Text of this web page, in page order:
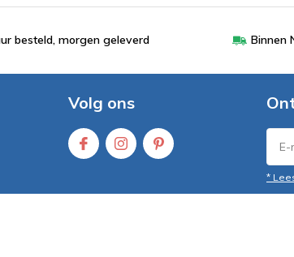
besteld, morgen geleverd Binnen
Volg ons
*